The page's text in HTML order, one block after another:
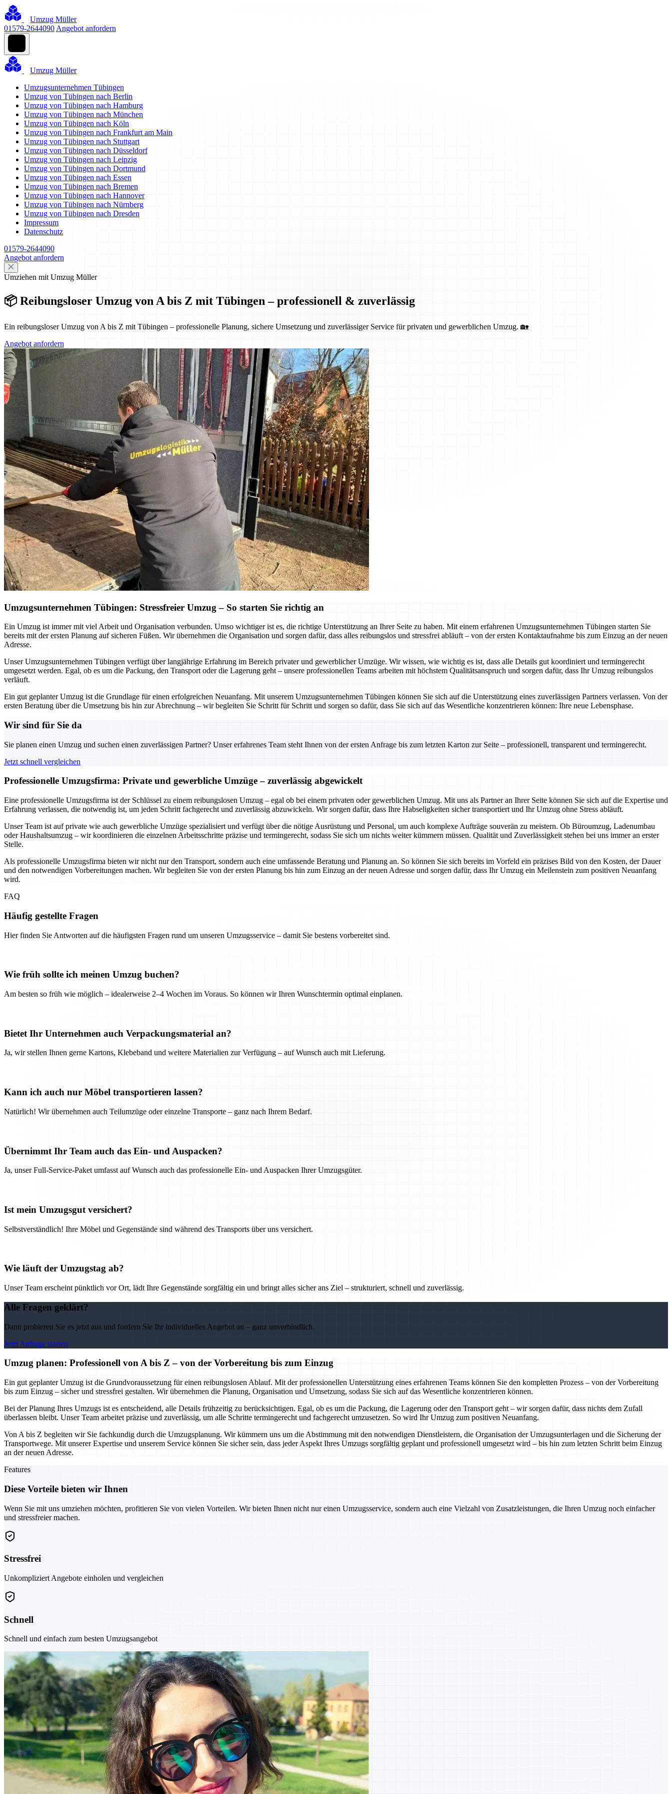
Umzug Müller
01579-2644090 Angebot anfordern
Umzug Müller
Umzugsunternehmen Tübingen
Umzug von Tübingen nach Berlin
Umzug von Tübingen nach Hamburg
Umzug von Tübingen nach München
Umzug von Tübingen nach Köln
Umzug von Tübingen nach Frankfurt am Main
Umzug von Tübingen nach Stuttgart
Umzug von Tübingen nach Düsseldorf
Umzug von Tübingen nach Leipzig
Umzug von Tübingen nach Dortmund
Umzug von Tübingen nach Essen
Umzug von Tübingen nach Bremen
Umzug von Tübingen nach Hannover
Umzug von Tübingen nach Nürnberg
Umzug von Tübingen nach Dresden
Impressum
Datenschutz
01579-2644090
Angebot anfordern
Umziehen mit Umzug Müller
📦 Reibungsloser Umzug von A bis Z mit Tübingen – professionell & zuverlässig
Ein reibungsloser Umzug von A bis Z mit Tübingen – professionelle Planung, sichere Umsetzung und zuverlässiger Service für privaten und gewerblichen Umzug. 🏡
Angebot anfordern
Umzugsunternehmen Tübingen: Stressfreier Umzug – So starten Sie richtig an
Ein Umzug ist immer mit viel Arbeit und Organisation verbunden. Umso wichtiger ist es, die richtige Unterstützung an Ihrer Seite zu haben. Mit einem erfahrenen Umzugsunternehmen Tübingen starten Sie
bereits mit der ersten Planung auf sicheren Füßen. Wir übernehmen die Organisation und sorgen dafür, dass alles reibungslos und stressfrei abläuft – von der ersten Kontaktaufnahme bis zum Einzug an der neuen
Adresse.
Unser Umzugsunternehmen Tübingen verfügt über langjährige Erfahrung im Bereich privater und gewerblicher Umzüge. Wir wissen, wie wichtig es ist, dass alle Details gut koordiniert und termingerecht
umgesetzt werden. Egal, ob es um die Packung, den Transport oder die Lagerung geht – unsere professionellen Teams arbeiten mit höchstem Qualitätsanspruch und sorgen dafür, dass Ihr Umzug reibungslos
verläuft.
Ein gut geplanter Umzug ist die Grundlage für einen erfolgreichen Neuanfang. Mit unserem Umzugsunternehmen Tübingen können Sie sich auf die Unterstützung eines zuverlässigen Partners verlassen. Von der
ersten Beratung über die Umsetzung bis hin zur Abrechnung – wir begleiten Sie Schritt für Schritt und sorgen so dafür, dass Sie sich auf das Wesentliche konzentrieren können: Ihre neue Lebensphase.
Wir sind für Sie da
Sie planen einen Umzug und suchen einen zuverlässigen Partner? Unser erfahrenes Team steht Ihnen von der ersten Anfrage bis zum letzten Karton zur Seite – professionell, transparent und termingerecht.
Jetzt schnell vergleichen
Professionelle Umzugsfirma: Private und gewerbliche Umzüge – zuverlässig abgewickelt
Eine professionelle Umzugsfirma ist der Schlüssel zu einem reibungslosen Umzug – egal ob bei einem privaten oder gewerblichen Umzug. Mit uns als Partner an Ihrer Seite können Sie sich auf die Expertise und
Erfahrung verlassen, die notwendig ist, um jeden Schritt fachgerecht und zuverlässig abzuwickeln. Wir sorgen dafür, dass Ihre Habseligkeiten sicher transportiert und Ihr Umzug ohne Stress abläuft.
Unser Team ist auf private wie auch gewerbliche Umzüge spezialisiert und verfügt über die nötige Ausrüstung und Personal, um auch komplexe Aufträge souverän zu meistern. Ob Büroumzug, Ladenumbau
oder Haushaltsumzug – wir koordinieren die einzelnen Arbeitsschritte präzise und termingerecht, sodass Sie sich um nichts weiter kümmern müssen. Qualität und Zuverlässigkeit stehen bei uns immer an erster
Stelle.
Als professionelle Umzugsfirma bieten wir nicht nur den Transport, sondern auch eine umfassende Beratung und Planung an. So können Sie sich bereits im Vorfeld ein präzises Bild von den Kosten, der Dauer
und den notwendigen Vorbereitungen machen. Wir begleiten Sie von der ersten Planung bis hin zum Einzug an der neuen Adresse und sorgen dafür, dass Ihr Umzug ein Meilenstein zum positiven Neuanfang
wird.
FAQ
Häufig gestellte Fragen
Hier finden Sie Antworten auf die häufigsten Fragen rund um unseren Umzugsservice – damit Sie bestens vorbereitet sind.
Wie früh sollte ich meinen Umzug buchen?
Am besten so früh wie möglich – idealerweise 2–4 Wochen im Voraus. So können wir Ihren Wunschtermin optimal einplanen.
Bietet Ihr Unternehmen auch Verpackungsmaterial an?
Ja, wir stellen Ihnen gerne Kartons, Klebeband und weitere Materialien zur Verfügung – auf Wunsch auch mit Lieferung.
Kann ich auch nur Möbel transportieren lassen?
Natürlich! Wir übernehmen auch Teilumzüge oder einzelne Transporte – ganz nach Ihrem Bedarf.
Übernimmt Ihr Team auch das Ein- und Auspacken?
Ja, unser Full-Service-Paket umfasst auf Wunsch auch das professionelle Ein- und Auspacken Ihrer Umzugsgüter.
Ist mein Umzugsgut versichert?
Selbstverständlich! Ihre Möbel und Gegenstände sind während des Transports über uns versichert.
Wie läuft der Umzugstag ab?
Unser Team erscheint pünktlich vor Ort, lädt Ihre Gegenstände sorgfältig ein und bringt alles sicher ans Ziel – strukturiert, schnell und zuverlässig.
Alle Fragen geklärt?
Dann probieren Sie es jetzt aus und fordern Sie Ihr individuelles Angebot an – ganz unverbindlich.
Jetzt Anfrage starten
Umzug planen: Professionell von A bis Z – von der Vorbereitung bis zum Einzug
Ein gut geplanter Umzug ist die Grundvoraussetzung für einen reibungslosen Ablauf. Mit der professionellen Unterstützung eines erfahrenen Teams können Sie den kompletten Prozess – von der Vorbereitung
bis zum Einzug – sicher und stressfrei gestalten. Wir übernehmen die Planung, Organisation und Umsetzung, sodass Sie sich auf das Wesentliche konzentrieren können.
Bei der Planung Ihres Umzugs ist es entscheidend, alle Details frühzeitig zu berücksichtigen. Egal, ob es um die Packung, die Lagerung oder den Transport geht – wir sorgen dafür, dass nichts dem Zufall
überlassen bleibt. Unser Team arbeitet präzise und zuverlässig, um alle Schritte termingerecht und fachgerecht umzusetzen. So wird Ihr Umzug zum positiven Neuanfang.
Von A bis Z begleiten wir Sie fachkundig durch die Umzugsplanung. Wir kümmern uns um die Abstimmung mit den notwendigen Dienstleistern, die Organisation der Umzugsunterlagen und die Sicherung der
Transportwege. Mit unserer Expertise und unserem Service können Sie sicher sein, dass jeder Aspekt Ihres Umzugs sorgfältig geplant und professionell umgesetzt wird – bis hin zum letzten Schritt beim Einzug
an der neuen Adresse.
Features
Diese Vorteile bieten wir Ihnen
Wenn Sie mit uns umziehen möchten, profitieren Sie von vielen Vorteilen. Wir bieten Ihnen nicht nur einen Umzugsservice, sondern auch eine Vielzahl von Zusatzleistungen, die Ihren Umzug noch einfacher
und stressfreier machen.
Stressfrei
Unkompliziert Angebote einholen und vergleichen
Schnell
Schnell und einfach zum besten Umzugsangebot